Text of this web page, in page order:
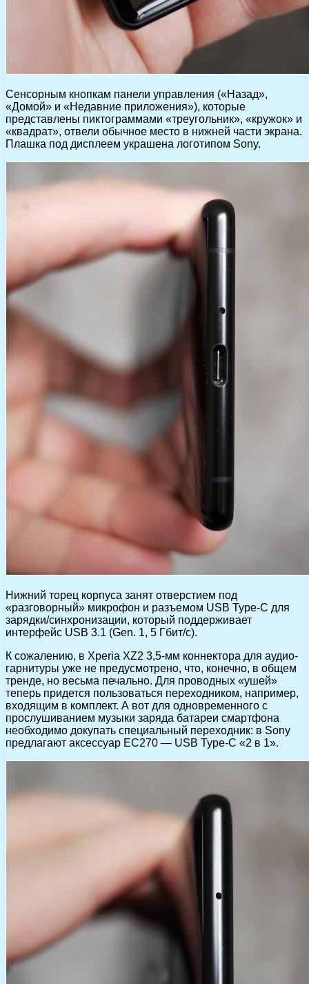
Сенсорным кнопкам панели управления («Назад»,
«Домой» и «Недавние приложения»), которые
представлены пиктограммами «треугольник», «кружок» и
«квадрат», отвели обычное место в нижней части экрана.
Плашка под дисплеем украшена логотипом Sony.
Нижний торец корпуса занят отверстием под
«разговорный» микрофон и разъемом USB Type-C для
зарядки/синхронизации, который поддерживает
интерфейс USB 3.1 (Gen. 1, 5 Гбит/с).
К сожалению, в Xperia XZ2 3,5-мм коннектора для аудио-
гарнитуры уже не предусмотрено, что, конечно, в общем
тренде, но весьма печально. Для проводных «ушей»
теперь придется пользоваться переходником, например,
входящим в комплект. А вот для одновременного с
прослушиванием музыки заряда батареи смартфона
необходимо докупать специальный переходник: в Sony
предлагают аксессуар EC270 — USB Type-C «2 в 1».